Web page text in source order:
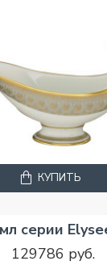
серии
129786 руб.
КУПИТЬ